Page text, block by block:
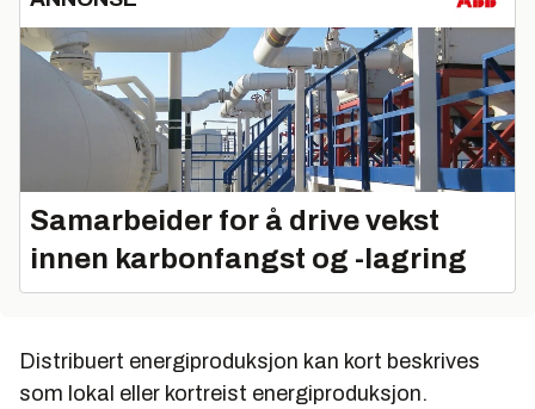
Samarbeider for å drive vekst
innen karbonfangst og -lagring
Distribuert energiproduksjon kan kort beskrives
som lokal eller kortreist energiproduksjon.